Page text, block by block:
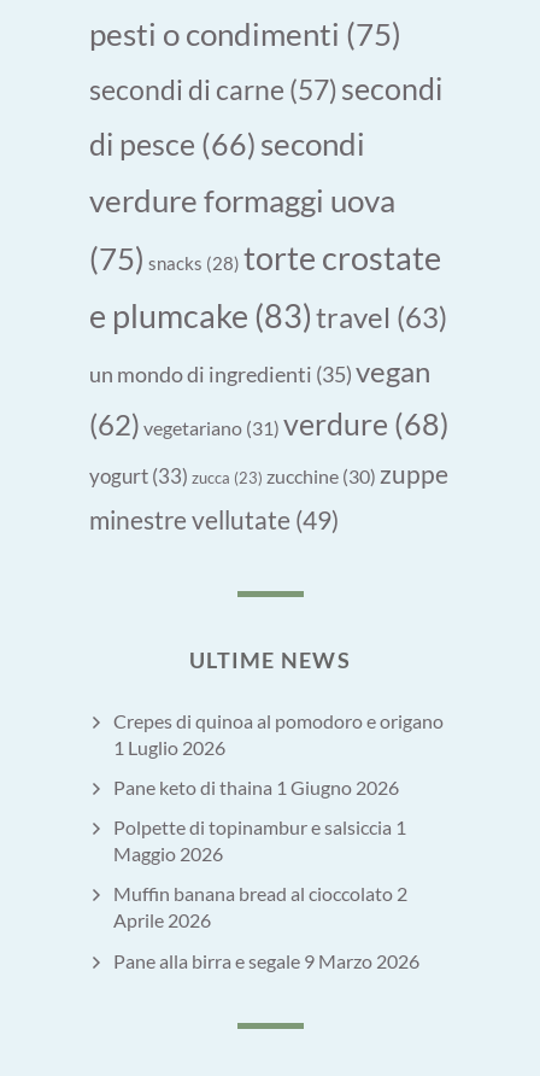
pesti o condimenti (75)
secondi di carne (57)secondi
di pesce (66) secondi
verdure formaggi uova
(75) snacks (28) torte crostate
e plumcake (83)travel (63)
un mondo di ingredienti (35)vegan
(62) vegetariano (31) verdure (68)
yogurt(33) zucca (23) zucchine (30) zuppe
minestre vellutate (49)
ULTIME NEWS
Crepes di quinoa al pomodoro e origano
1 Luglio 2026
Pane keto di thaina 1 Giugno 2026
Polpette di topinambur e salsiccia 1
Maggio 2026
Muffin banana bread al cioccolato 2
Aprile 2026
Pane alla birra e segale 9 Marzo 2026